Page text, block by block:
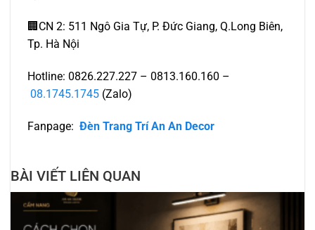
🏢CN 2: 511 Ngô Gia Tự, P. Đức Giang, Q.Long Biên,
Tp. Hà Nội
Hotline: 0826.227.227 – 0813.160.160 –
08.1745.1745 (Zalo)
Fanpage: Đèn Trang Trí An An Decor
BÀI VIẾT LIÊN QUAN